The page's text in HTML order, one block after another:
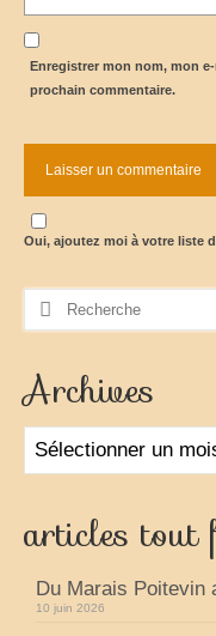
Enregistrer mon nom, mon
prochain commentaire.
Oui, ajoutez moi à votre liste
Rechercher
Archives
Archives
articles tout
Du Marais Poitevin
10 juin 2026